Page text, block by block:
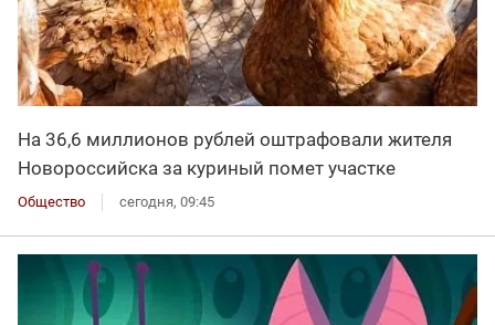
На 36,6 миллионов рублей оштрафовали жителя
Новороссийска за куриный помет участке
Общество сегодня, 09:45